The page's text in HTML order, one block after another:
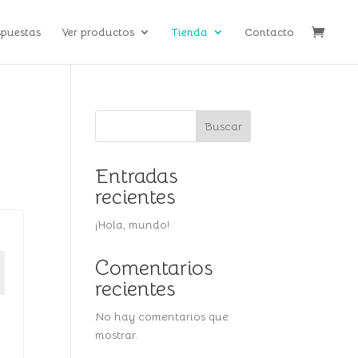
Ver productos Tienda Contacto
Buscar
Entradas
recientes
¡Hola, mundo!
Comentarios
recientes
No hay comentarios que
mostrar.